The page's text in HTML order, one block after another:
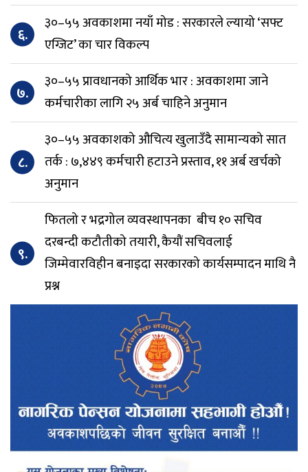
६.
३०–५५ अवकाशमा नयाँ मोड : सरकारले ल्यायो ‘सफ्ट
एग्जिट’ का चार विकल्प
७.
३०–५५ प्रावधानको आर्थिक भार : अवकाशमा जाने
कर्मचारीका लागि २५ अर्ब चाहिने अनुमान
८.
३०–५५ अवकाशको औचित्य खुलाउँदै सामान्यको सात
तर्क : ७,४४९ कर्मचारी हटाउने प्रस्ताव, ११ अर्ब खर्चको
अनुमान
९.
फितलो र भद्रगोल व्यवस्थापनका बीच १० सचिव
दरबन्दी कटौतीको तयारी, कैयौं सचिवलाई
जिम्मेवारविहीन बनाइदा सरकारको कार्यसम्पादन माथि नै
प्रश्न